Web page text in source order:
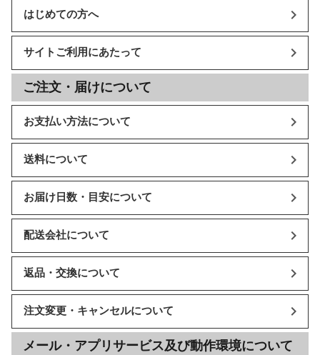
はじめての方へ
サイトご利用にあたって
ご注文・届けについて
お支払い方法について
送料について
お届け日数・目安について
配送会社について
返品・交換について
注文変更・キャンセルについて
メール・アプリサービス及び動作環境について